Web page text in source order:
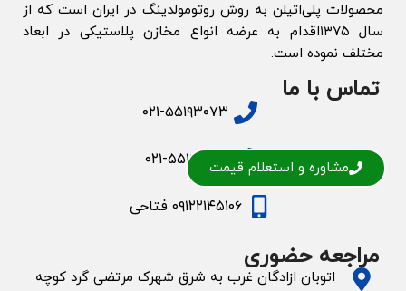
محصولات پلی‌اتیلن به روش روتومولدینگ در ایران است که از
سال ۱۳۷۵اقدام به عرضه انواع مخازن پلاستیکی در ابعاد
مختلف نموده است.
مشاوره و استعلام قیمت
تماس با ما
۰۲۱-۵۵۱۹۳۰۷۳
۰۲۱-۵۵۱۹۲۸۱۳
۰۹۱۲۲۱۴۵۱۰۶ فتاحی
مراجعه حضوری
اتوبان ازادگان غرب به شرق شهرک مرتضی گرد کوچه